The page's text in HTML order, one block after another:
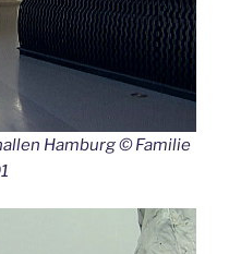
Hamburg © Familie